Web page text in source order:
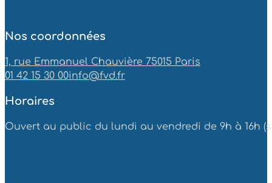
Nos coordonnées
1, rue Emmanuel Chauvière 75015 Paris
01 42 15 30 00info@fvd.fr
Horaires
Ouvert au public du lundi au vendredi de 9h à 16h